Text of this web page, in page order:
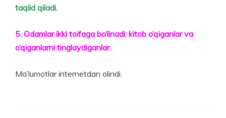
taqlid qiladi.
5. Odamlar ikki toifaga bo‘linadi: kitob o‘qiganlar va
o‘qiganlarni tinglaydiganlar.
Ma’lumotlar internetdan olindi.